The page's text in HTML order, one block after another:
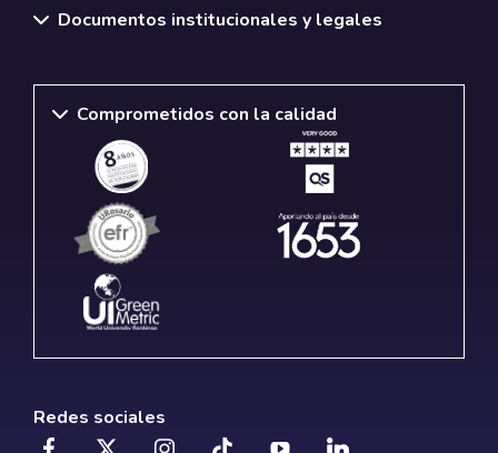
Documentos institucionales y legales
Comprometidos con la calidad
Redes sociales